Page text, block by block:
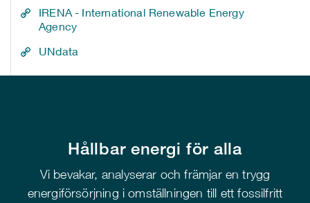
IRENA - International Renewable Energy
Agency
UNdata
Hållbar energi för alla
Vi bevakar, analyserar och främjar en trygg
energiförsörjning i omställningen till ett fossilfritt